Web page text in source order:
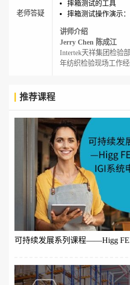
老师答疑
摔箱测试的工具
摔箱测试操作演示
讲师介绍
Jerry Chen 陈成江
Intertek天祥集团检验
年纺织检验现场工作经
推荐课程